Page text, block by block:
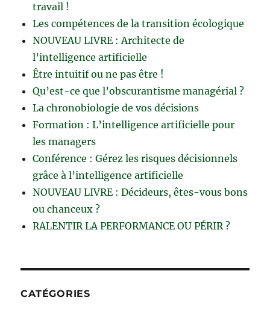
travail !
Les compétences de la transition écologique
NOUVEAU LIVRE : Architecte de
l’intelligence artificielle
Être intuitif ou ne pas être !
Qu’est-ce que l’obscurantisme managérial ?
La chronobiologie de vos décisions
Formation : L’intelligence artificielle pour
les managers
Conférence : Gérez les risques décisionnels
grâce à l’intelligence artificielle
NOUVEAU LIVRE : Décideurs, êtes-vous bons
ou chanceux ?
RALENTIR LA PERFORMANCE OU PÉRIR ?
CATÉGORIES